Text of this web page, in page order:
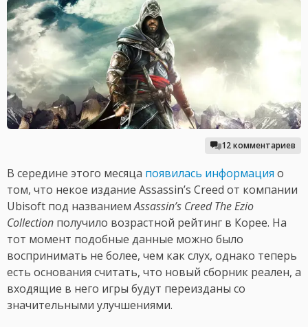
12 комментариев
В середине этого месяца появилась информация о
том, что некое издание Assassin’s Creed от компании
Ubisoft под названиемAssassin’s Creed The Ezio
Collection получило возрастной рейтинг в Корее. На
тот момент подобные данные можно было
воспринимать не более, чем как слух, однако теперь
есть основания считать, что новый сборник реален, а
входящие в него игры будут переизданы со
значительными улучшениями.